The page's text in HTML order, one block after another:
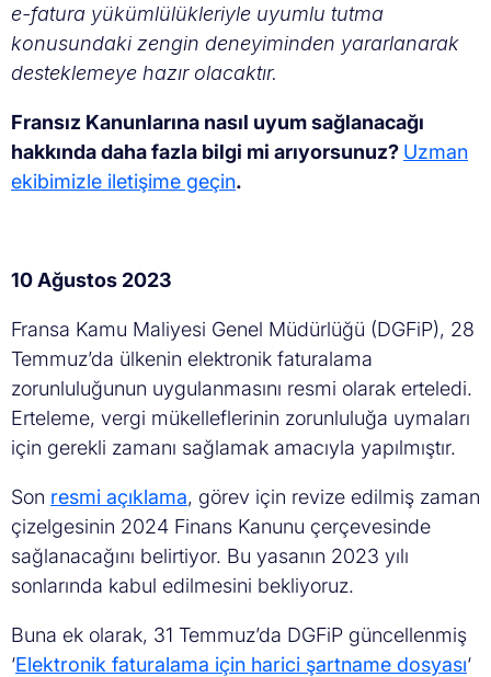
e-fatura yükümlülükleriyle uyumlu tutma
konusundaki zengin deneyiminden yararlanarak
desteklemeye hazır olacaktır.
Fransız Kanunlarına nasıl uyum sağlanacağı
hakkında daha fazla bilgi mi arıyorsunuz? Uzman
ekibimizle iletişime geçin.
10 Ağustos 2023
Fransa Kamu Maliyesi Genel Müdürlüğü (DGFiP), 28
Temmuz’da ülkenin elektronik faturalama
zorunluluğunun uygulanmasını resmi olarak erteledi.
Erteleme, vergi mükelleflerinin zorunluluğa uymaları
için gerekli zamanı sağlamak amacıyla yapılmıştır.
Son resmi açıklama, görev için revize edilmiş zaman
çizelgesinin 2024 Finans Kanunu çerçevesinde
sağlanacağını belirtiyor. Bu yasanın 2023 yılı
sonlarında kabul edilmesini bekliyoruz.
Buna ek olarak, 31 Temmuz’da DGFiP güncellenmiş
‘Elektronik faturalama için harici şartname dosyası‘